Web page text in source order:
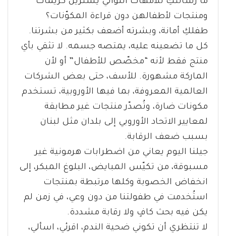
ما رسالتكِ للأمهات اللواتي يشترين كريمات
ومنتجات لأطفالهن دون قراءة المكوّنات؟
طفلكِ أمانة، وبشرته أضعف بكثير من بشرتنا.
كل ما تضعينه عليه، يمتصه جسمه. لا تثقي بأي
منتج فقط لأنه “مخصّص للأطفال” أو لأن
الماركة مشهورة. للأسف، حتى بعض الشركات
العالمية المعروفة، بما فيها الأوروبية، تستخدم
مكونات ضارة، وتُصدّر منتجات غير مطابقة
لمعايير الاتحاد الأوروبي إلى بلدان مثل لبنان
بسبب ضعف الرقابة.
جيلنا اليوم يعاني من اضطرابات هرمونية غير
مسبوقة، من تكيّس المبايض، البلوغ المبكر، إلى
انخفاض الخصوبة وكلها مرتبطة بمنتجات
استُخدمت في طفولتنا من دون وعي، في زمن لم
يكن فيه بحث كافٍ ولا رقابة مشددة.
لا تنتظري أن تكوني ضحية الندم، اقرئي، اسألي،